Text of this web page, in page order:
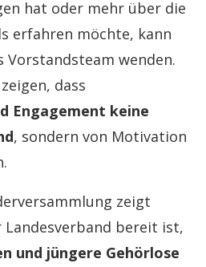
hat oder mehr über die
erfahren möchte, kann
Vorstandsteam wenden.
dass
Engagement keine
, sondern von Motivation
zeigt
Landesverband bereit ist,
und jüngere Gehörlose